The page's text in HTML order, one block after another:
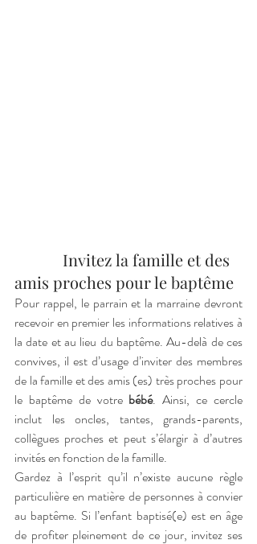
amis proches pour le baptême
Pour rappel, le parrain et la marraine devront
recevoir en premier les informations relatives à
la date et au lieu du baptême. Au-delà de ces
convives, il est d’usage d’inviter des membres
de la famille et des amis (es) très proches pour
le baptême de votre bébé. Ainsi, ce cercle
inclut les oncles, tantes, grands-parents,
collègues proches et peut s’élargir à d’autres
invités en fonction de la famille.
Gardez à l’esprit qu’il n’existe aucune règle
particulière en matière de personnes à convier
au baptême. Si l’enfant baptisé(e) est en âge
de profiter pleinement de ce jour, invitez ses